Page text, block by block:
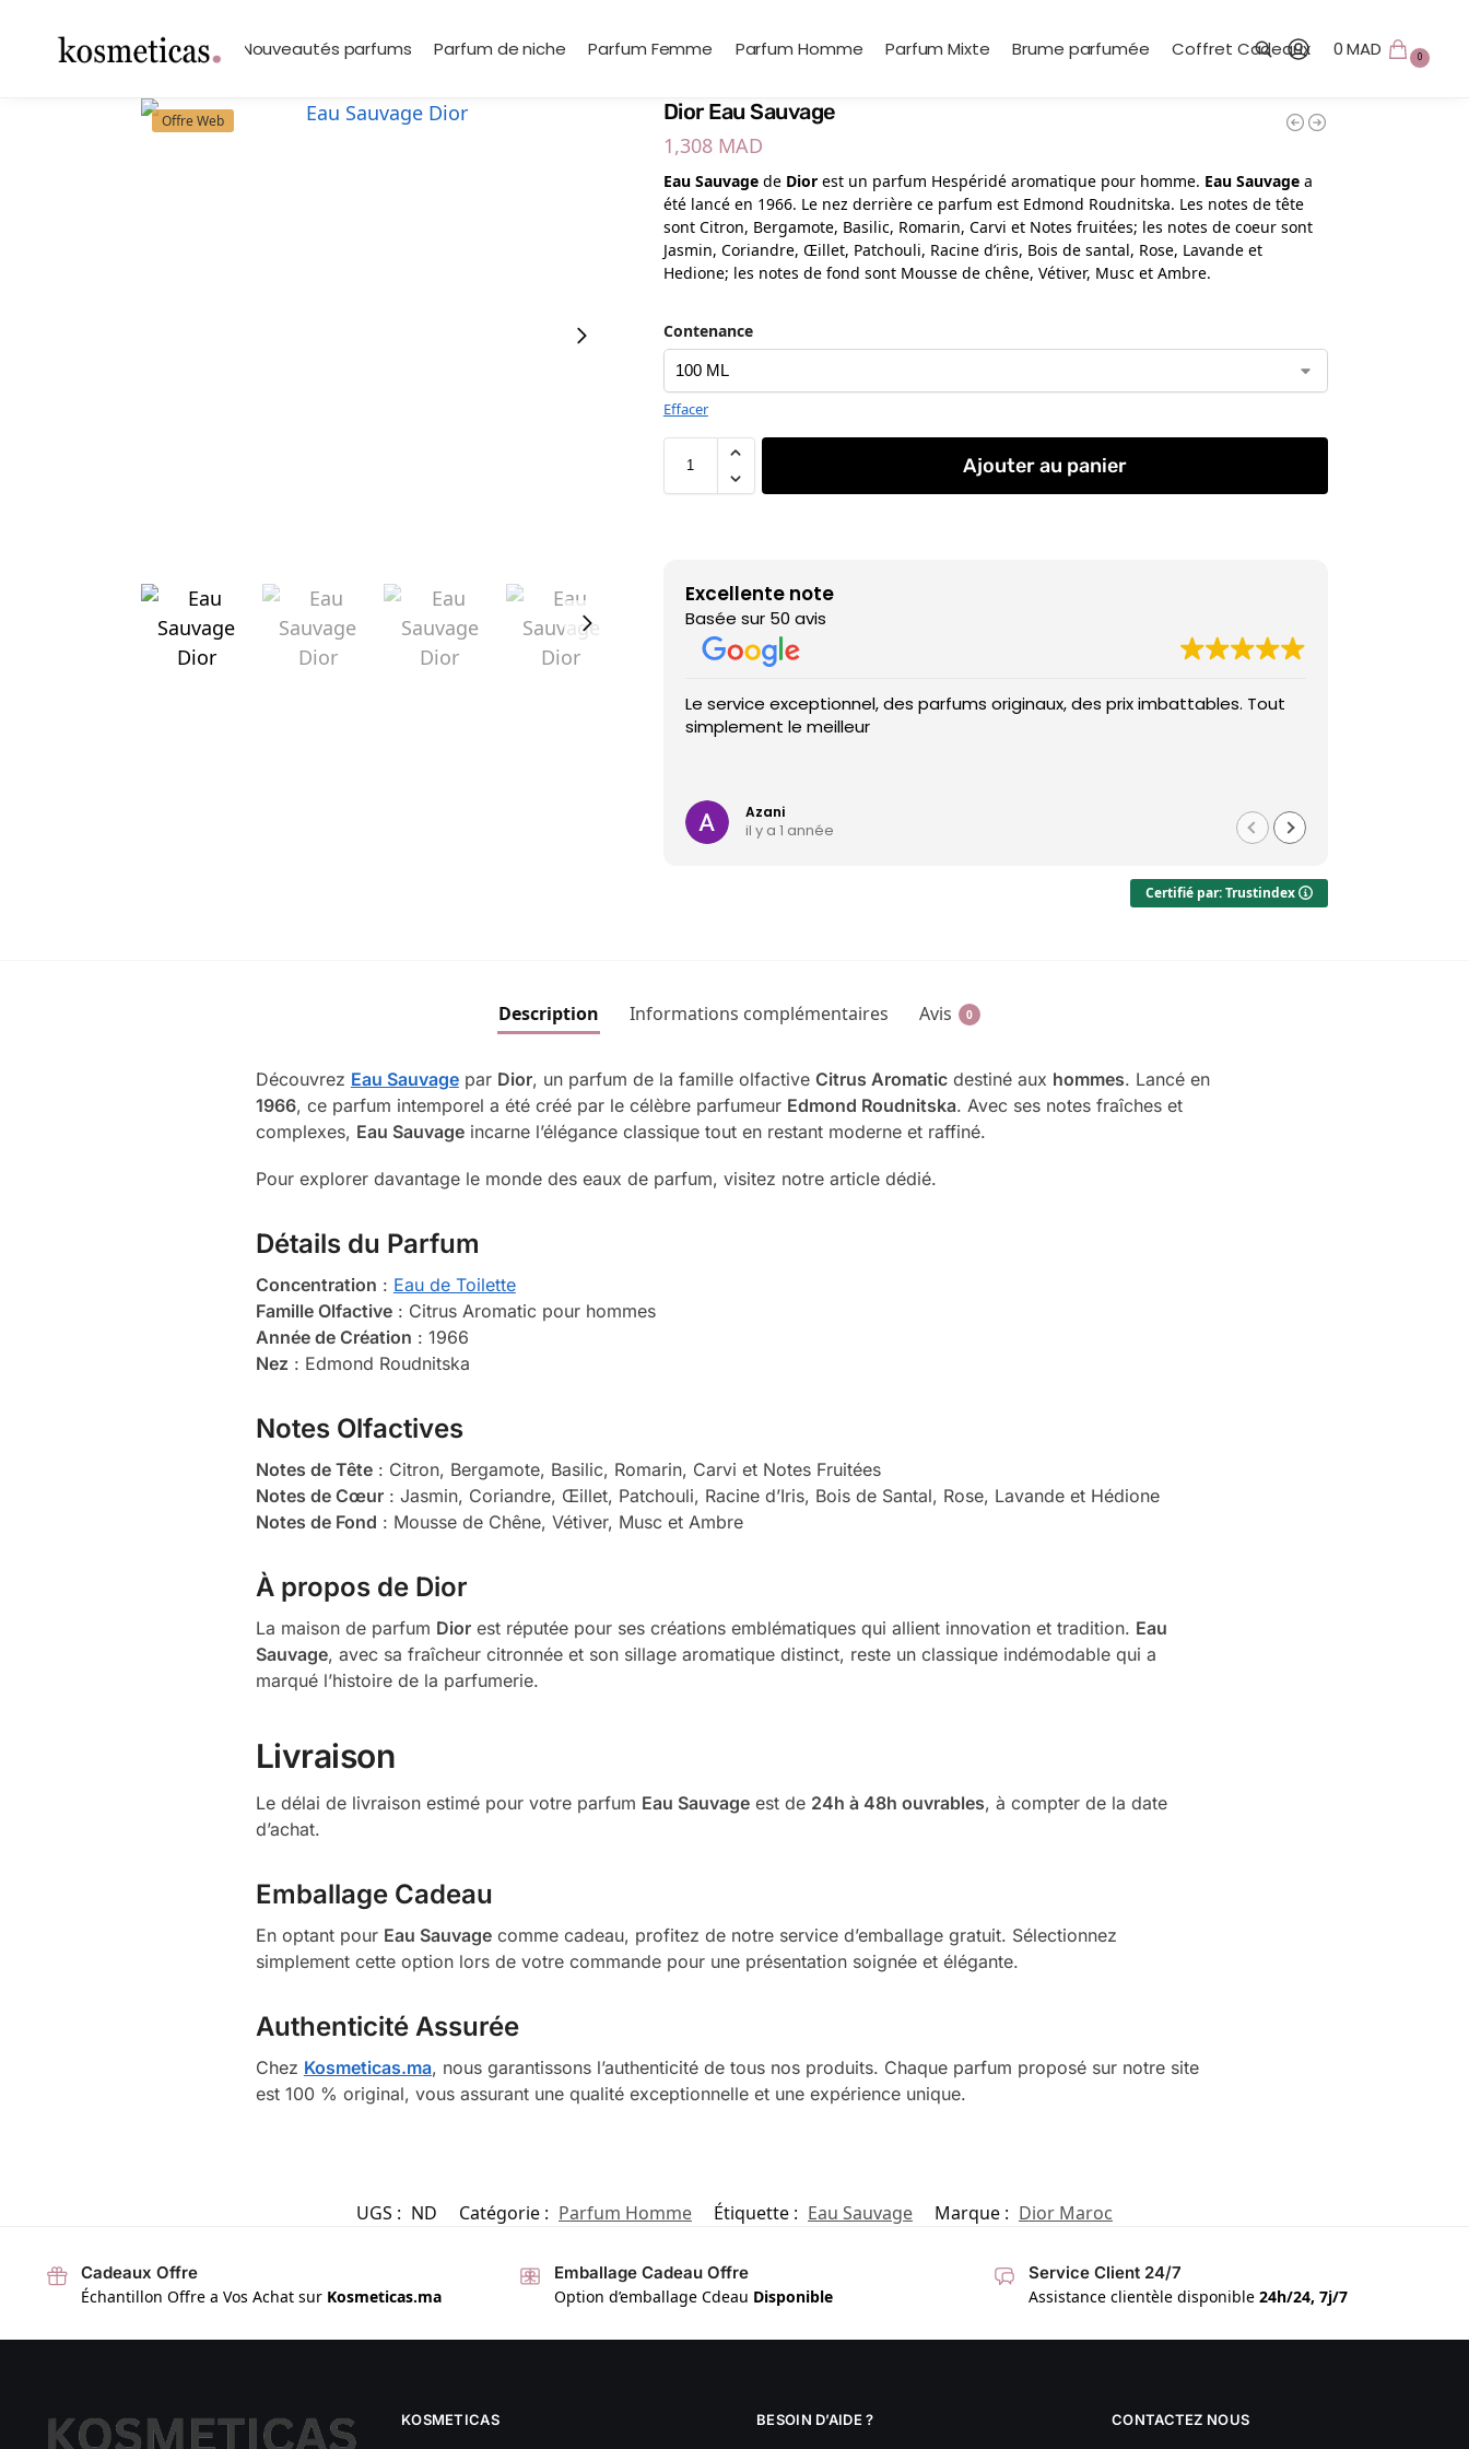
Marques Nouveautés parfums Parfum de niche Parfum Femme Parfum Homme Parfum Mixte Brume parfumée Coffret Cadeaux
Search
0MAD 0
Offre Web
Dior Eau Sauvage
1,308 MAD
Eau Sauvagede Diorest un parfum Hespéridé aromatique pour homme. Eau Sauvagea
été lancé en 1966. Le nez derrière ce parfum est Edmond Roudnitska. Les notes de tête
sont Citron, Bergamote, Basilic, Romarin, Carvi et Notes fruitées; les notes de coeur sont
Jasmin, Coriandre, Œillet, Patchouli, Racine d’iris, Bois de santal, Rose, Lavande et
Hedione; les notes de fond sont Mousse de chêne, Vétiver, Musc et Ambre.
Contenance
Effacer
Ajouter au panier
Excellente note
Basée sur 50 avis
Le service exceptionnel, des parfums originaux, des prix imbattables. Tout
simplement le meilleur
Azani
il y a 1 année
Certifié par: Trustindex
Description Informations complémentaires Avis 0
Découvrez Eau Sauvagepar Dior, un parfum de la famille olfactive Citrus Aromaticdestiné aux hommes. Lancé en
1966, ce parfum intemporel a été créé par le célèbre parfumeur Edmond Roudnitska. Avec ses notes fraîches et
complexes, Eau Sauvageincarne l’élégance classique tout en restant moderne et raffiné.
Pour explorer davantage le monde des eaux de parfum, visitez notre article dédié.
Détails du Parfum
Concentration : Eau de Toilette
Famille Olfactive: Citrus Aromatic pour hommes
Année de Création : 1966
Nez : Edmond Roudnitska
Notes Olfactives
Notes de Tête: Citron, Bergamote, Basilic, Romarin, Carvi et Notes Fruitées
Notes de Cœur: Jasmin, Coriandre, Œillet, Patchouli, Racine d’Iris, Bois de Santal, Rose, Lavande et Hédione
Notes de Fond : Mousse de Chêne, Vétiver, Musc et Ambre
À propos de Dior
La maison de parfum Diorest réputée pour ses créations emblématiques qui allient innovation et tradition. Eau
Sauvage, avec sa fraîcheur citronnée et son sillage aromatique distinct, reste un classique indémodable qui a
marqué l’histoire de la parfumerie.
Livraison
Le délai de livraison estimé pour votre parfum Eau Sauvageest de 24h à 48h ouvrables, à compter de la date
d’achat.
Emballage Cadeau
En optant pour Eau Sauvagecomme cadeau, profitez de notre service d’emballage gratuit. Sélectionnez
simplement cette option lors de votre commande pour une présentation soignée et élégante.
Authenticité Assurée
Chez Kosmeticas.ma, nous garantissons l’authenticité de tous nos produits. Chaque parfum proposé sur notre site
est 100 % original, vous assurant une qualité exceptionnelle et une expérience unique.
UGS : ND Catégorie : Parfum Homme Étiquette : Eau Sauvage Marque : Dior Maroc
Cadeaux Offre
Échantillon Offre a Vos Achat sur Kosmeticas.ma
Emballage Cadeau Offre
Option d’emballage Cdeau Disponible
Service Client 24/7
Assistance clientèle disponible 24h/24, 7j/7
KOSMETICAS BESOIN D’AIDE ? CONTACTEZ NOUS